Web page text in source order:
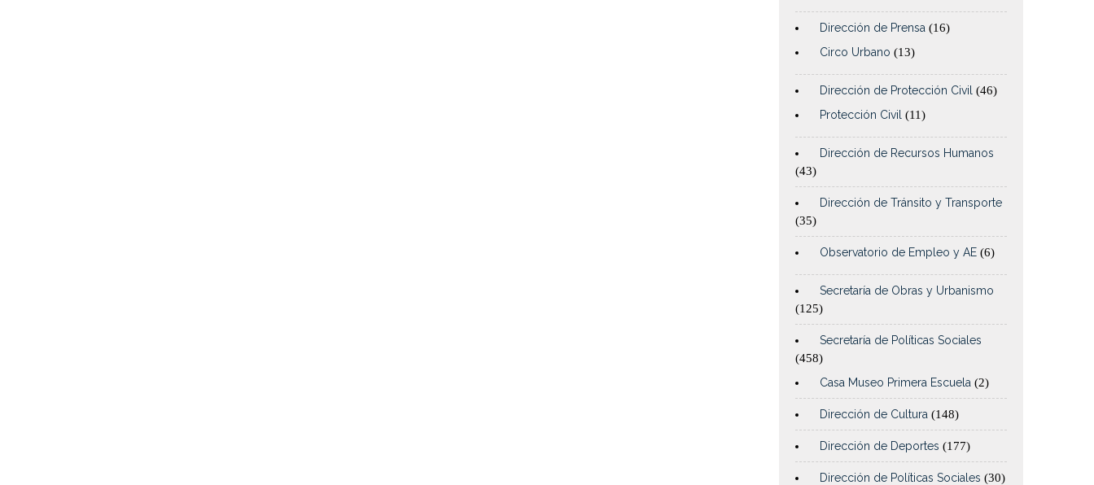
Dirección de Prensa (16)
Circo Urbano (13)
Dirección de Protección Civil (46)
Protección Civil (11)
Dirección de Recursos Humanos
(43)
Dirección de Tránsito y Transporte
(35)
Observatorio de Empleo y AE (6)
Secretaría de Obras y Urbanismo
(125)
Secretaría de Políticas Sociales
(458)
Casa Museo Primera Escuela (2)
Dirección de Cultura (148)
Dirección de Deportes (177)
Dirección de Políticas Sociales (30)